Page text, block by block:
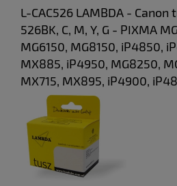
L-CAC526 LAMBDA - Canon
526BK, C, M, Y, G - PIXMA
MG6150, MG8150, iP4850,
MX885, iP4950, MG8250,
MX715, MX895, iP4900,